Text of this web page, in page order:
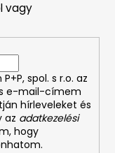
vagy
spol. s r.o. az
e-mail-címem
hírleveleket és
az adatkezelési
hogy